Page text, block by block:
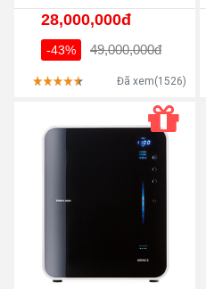
28,000,000đ
-43% 49,000,000đ
Đã xem(1526)